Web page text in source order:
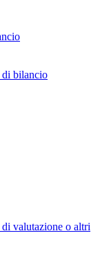
di bilancio
valutazione o altri